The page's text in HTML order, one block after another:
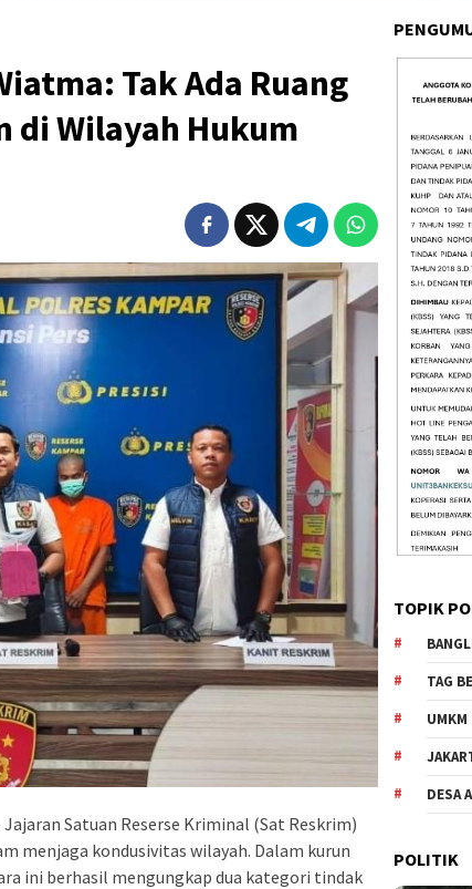
Tak Ada Ruang
di Wilayah Hukum
Satuan Reserse Kriminal (Sat Reskrim)
menjaga kondusivitas wilayah. Dalam kurun
ini berhasil mengungkap dua kategori tindak
TOPIK
TAG
UMKM
DESA
POLITIK